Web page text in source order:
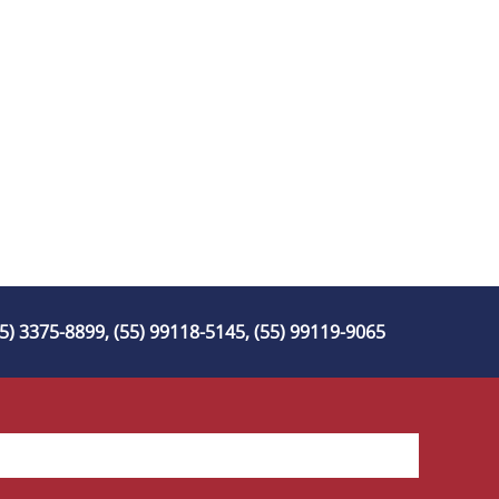
3375-8899, (55) 99118-5145, (55) 99119-9065